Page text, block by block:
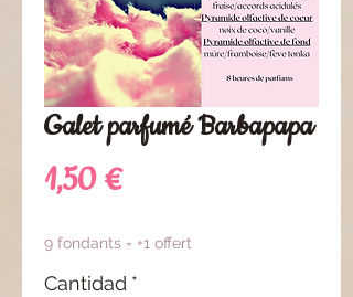
Galet parfumé Barbapapa
1,50 €Precio
9 fondants = +1 offert
Cantidad *